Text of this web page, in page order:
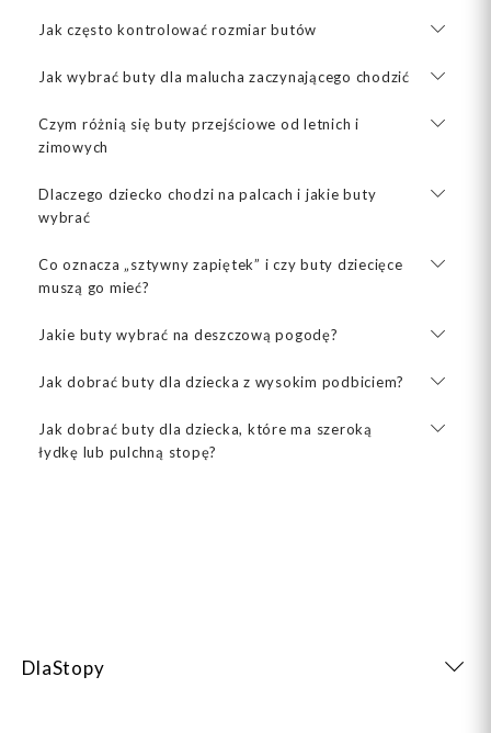
Jak często kontrolować rozmiar butów
Jak wybrać buty dla malucha zaczynającego chodzić
Czym różnią się buty przejściowe od letnich i
zimowych
Dlaczego dziecko chodzi na palcach i jakie buty
wybrać
Co oznacza „sztywny zapiętek” i czy buty dziecięce
muszą go mieć?
Jakie buty wybrać na deszczową pogodę?
Jak dobrać buty dla dziecka z wysokim podbiciem?
Jak dobrać buty dla dziecka, które ma szeroką
łydkę lub pulchną stopę?
DlaStopy